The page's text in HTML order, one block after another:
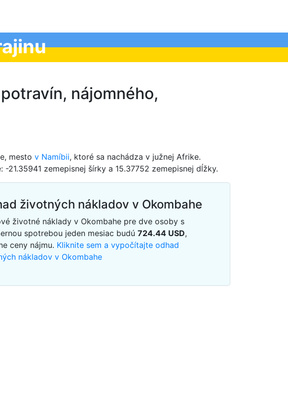
nájomného,
mesto v Namíbii, ktoré sa nachádza v južnej Afrike.
-21.35941 zemepisnej šírky a 15.37752 zemepisnej dĺžky.
životných nákladov v Okombahe
životné náklady v Okombahe pre dve osoby s
spotrebou jeden mesiac budú 724.44 USD,
ceny nájmu. Kliknite sem a vypočítajte odhad
nákladov v Okombahe